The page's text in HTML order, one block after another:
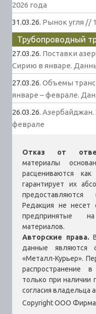
2026 года
31.03.26. Рынок угля //
Трубопроводный
27.03.26. Поставки
Сирию в январе.
27.03.26. Объемы
январе – феврале.
26.03.26. Азербайджан.
феврале
Отказ от
материалы
расцениваются
гарантирует их
Редакция не несет
предпринятые
материалов.
Авторские права.
данные являются
«Металл-Курьер».
распространение
только при наличии
согласия владельца
Copyright ООО Фирма